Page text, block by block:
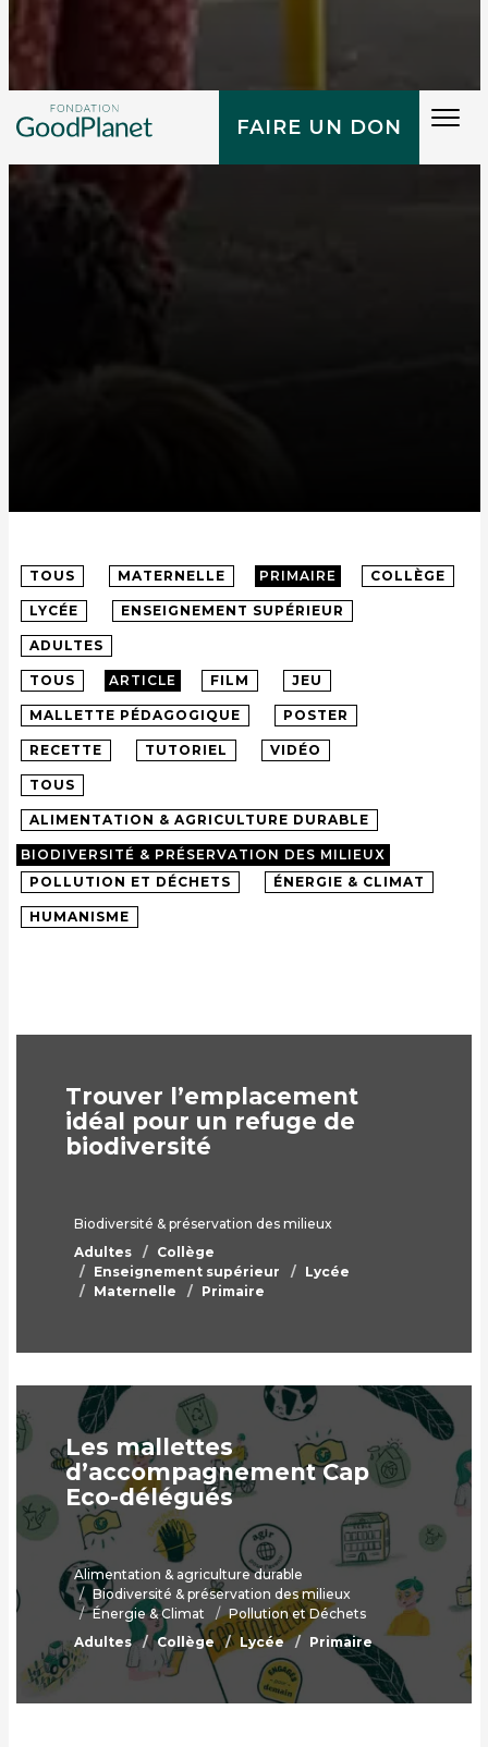
FAIRE UN DON
TOUS MATERNELLE PRIMAIRE COLLÈGE
LYCÉE ENSEIGNEMENT SUPÉRIEUR
ADULTES
TOUS ARTICLE FILM JEU
MALLETTE PÉDAGOGIQUE POSTER
RECETTE TUTORIEL VIDÉO
TOUS
ALIMENTATION & AGRICULTURE DURABLE
BIODIVERSITÉ & PRÉSERVATION DES MILIEUX
POLLUTION ET DÉCHETS
ÉNERGIE & CLIMAT
HUMANISME
Trouver l’emplacement
idéal pour un refuge de
biodiversité
Biodiversité & préservation des milieux
Adultes
Collège
Enseignement supérieur
Lycée
Maternelle
Primaire
Les mallettes
d’accompagnement Cap
Eco-délégués
Alimentation & agriculture durable
Biodiversité & préservation des milieux
Énergie & Climat
Pollution et Déchets
Adultes
Collège Lycée Primaire